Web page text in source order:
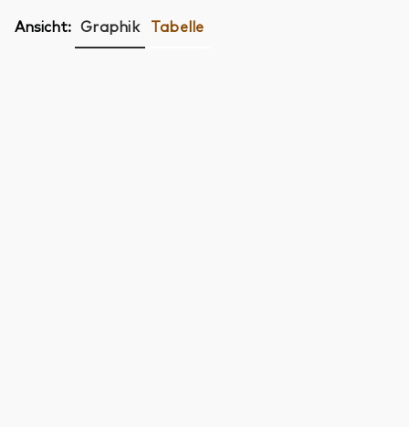
Ansicht: Graphik Tabelle